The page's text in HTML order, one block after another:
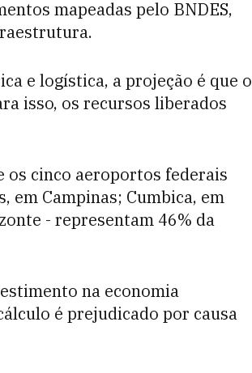
mapeadas pelo BNDES,
e logística, a projeção é que o
isso, os recursos liberados
os cinco aeroportos federais
em Campinas; Cumbica, em
- representam 46% da
na economia
é prejudicado por causa